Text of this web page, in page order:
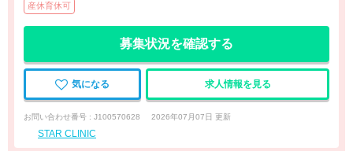
産休育休可
募集状況を確認する
気になる 求人情報を見る
お問い合わせ番号 : J100570628 2026年07月07日 更新
STAR CLINIC